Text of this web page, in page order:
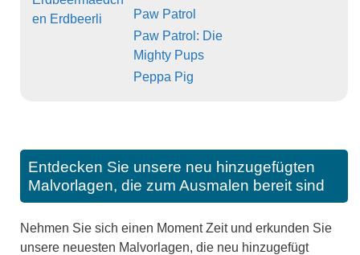
en Erdbeerli
Paw Patrol
Paw Patrol: Die
Mighty Pups
Peppa Pig
Entdecken Sie unsere neu hinzugefügten
Malvorlagen, die zum Ausmalen bereit sind
Nehmen Sie sich einen Moment Zeit und erkunden Sie
unsere neuesten Malvorlagen, die neu hinzugefügt